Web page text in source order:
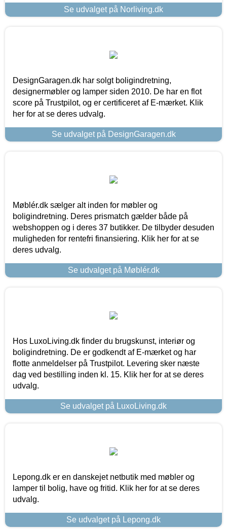
Se udvalget på Norliving.dk
DesignGaragen.dk har solgt boligindretning,
designermøbler og lamper siden 2010. De har en flot
score på Trustpilot, og er certificeret af E-mærket. Klik
her for at se deres udvalg.
Se udvalget på DesignGaragen.dk
Møblér.dk sælger alt inden for møbler og
boligindretning. Deres prismatch gælder både på
webshoppen og i deres 37 butikker. De tilbyder desuden
muligheden for rentefri finansiering. Klik her for at se
deres udvalg.
Se udvalget på Møblér.dk
Hos LuxoLiving.dk finder du brugskunst, interiør og
boligindretning. De er godkendt af E-mærket og har
flotte anmeldelser på Trustpilot. Levering sker næste
dag ved bestilling inden kl. 15. Klik her for at se deres
udvalg.
Se udvalget på LuxoLiving.dk
Lepong.dk er en danskejet netbutik med møbler og
lamper til bolig, have og fritid. Klik her for at se deres
udvalg.
Se udvalget på Lepong.dk